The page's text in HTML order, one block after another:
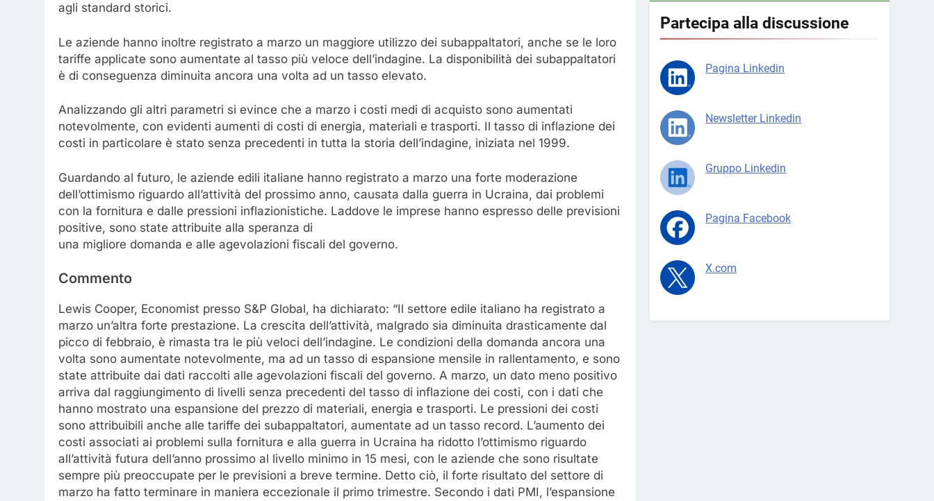
agli standard storici.
Le aziende hanno inoltre registrato a marzo un maggiore utilizzo dei subappaltatori, anche se le loro
tariffe applicate sono aumentate al tasso più veloce dell’indagine. La disponibilità dei subappaltatori
è di conseguenza diminuita ancora una volta ad un tasso elevato.
Analizzando gli altri parametri si evince che a marzo i costi medi di acquisto sono aumentati
notevolmente, con evidenti aumenti di costi di energia, materiali e trasporti. Il tasso di inflazione dei
costi in particolare è stato senza precedenti in tutta la storia dell’indagine, iniziata nel 1999.
Guardando al futuro, le aziende edili italiane hanno registrato a marzo una forte moderazione
dell’ottimismo riguardo all’attività del prossimo anno, causata dalla guerra in Ucraina, dai problemi
con la fornitura e dalle pressioni inflazionistiche. Laddove le imprese hanno espresso delle previsioni
positive, sono state attribuite alla speranza di
una migliore domanda e alle agevolazioni fiscali del governo.
Commento
Lewis Cooper, Economist presso S&P Global, ha dichiarato: “Il settore edile italiano ha registrato a
marzo un’altra forte prestazione. La crescita dell’attività, malgrado sia diminuita drasticamente dal
picco di febbraio, è rimasta tra le più veloci dell’indagine. Le condizioni della domanda ancora una
volta sono aumentate notevolmente, ma ad un tasso di espansione mensile in rallentamento, e sono
state attribuite dai dati raccolti alle agevolazioni fiscali del governo. A marzo, un dato meno positivo
arriva dal raggiungimento di livelli senza precedenti del tasso di inflazione dei costi, con i dati che
hanno mostrato una espansione del prezzo di materiali, energia e trasporti. Le pressioni dei costi
sono attribuibili anche alle tariffe dei subappaltatori, aumentate ad un tasso record. L’aumento dei
costi associati ai problemi sulla fornitura e alla guerra in Ucraina ha ridotto l’ottimismo riguardo
all’attività futura dell’anno prossimo al livello minimo in 15 mesi, con le aziende che sono risultate
sempre più preoccupate per le previsioni a breve termine. Detto ciò, il forte risultato del settore di
marzo ha fatto terminare in maniera eccezionale il primo trimestre. Secondo i dati PMI, l’espansione
Partecipa alla discussione
Pagina Linkedin
Newsletter Linkedin
Gruppo Linkedin
Pagina Facebook
X.com